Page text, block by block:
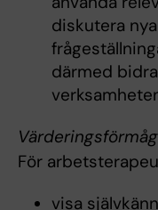
diskutera
därmed
För
visa